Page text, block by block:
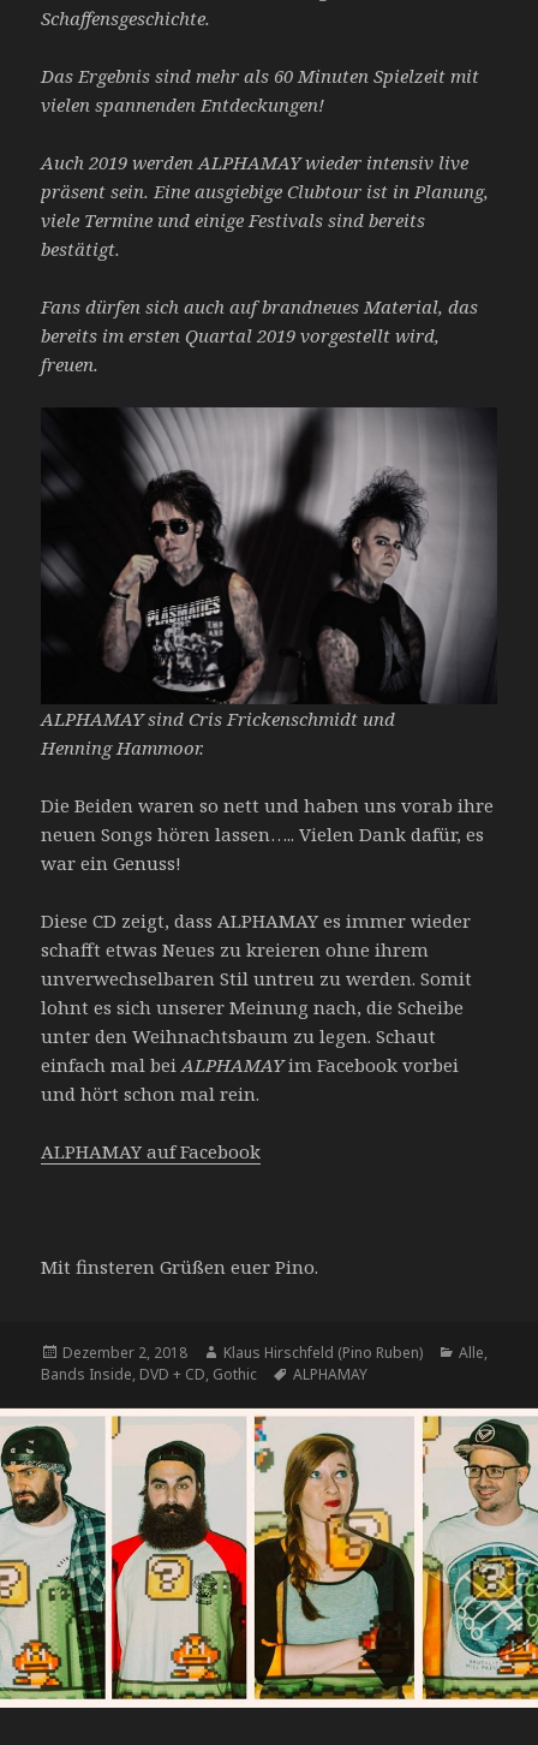
Schaffensgeschichte.
Das Ergebnis sind mehr als 60 Minuten Spielzeit mit
vielen spannenden Entdeckungen!
Auch 2019 werden ALPHAMAY wieder intensiv live
präsent sein. Eine ausgiebige Clubtour ist inPlanung,
viele Termine und einige Festivals sind bereits
bestätigt.
Fans dürfen sich auch auf brandneues Material, das
bereits im ersten Quartal 2019 vorgestelltwird,
freuen.
ALPHAMAY sind Cris Frickenschmidt und
HenningHammoor.
Die Beiden waren so nett und haben uns vorab ihre
neuen Songs hören lassen….. Vielen Dank dafür, es
war ein Genuss!
Diese CD zeigt, dass ALPHAMAY es immer wieder
schafft etwas Neues zu kreieren ohne ihrem
unverwechselbaren Stil untreu zu werden. Somit
lohnt es sich unserer Meinung nach, die Scheibe
unter den Weihnachtsbaum zu legen. Schaut
einfach mal beiALPHAMAYim Facebook vorbei
und hört schon mal rein.
ALPHAMAY auf Facebook
Mit finsteren Grüßen euer Pino.
Veröffentlicht
am
Dezember 2, 2018 Autor
Klaus Hirschfeld (Pino Ruben) Kategorien
Alle,
Bands Inside, DVD + CD, Gothic Tags
ALPHAMAY